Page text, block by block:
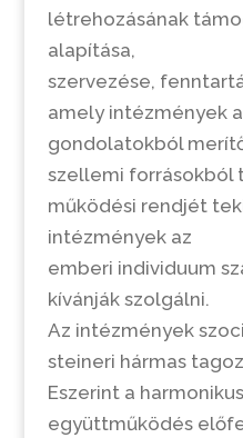
létrehozásának
alapítása,
szervezése,
amely intézmények
gondolatokból
szellemi forrásokból
működési rendjét
intézmények az
emberi individuum
kívánják szolgálni.
Az intézmények
steineri hármas
Eszerint a
együttműködés